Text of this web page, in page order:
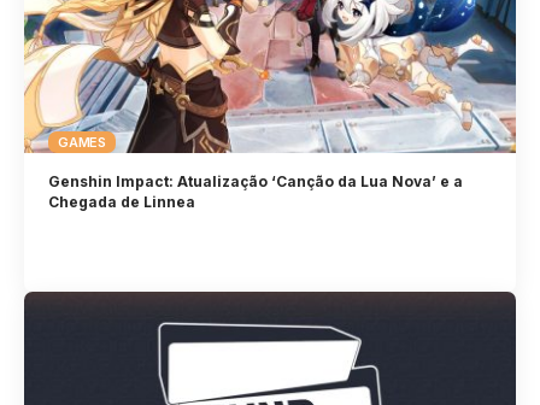
GAMES
Genshin Impact: Atualização ‘Canção da Lua Nova’ e a
Chegada de Linnea